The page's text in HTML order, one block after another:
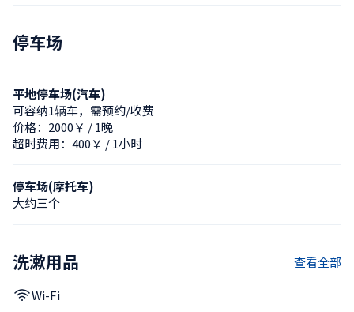
停车场
平地停车场(汽车)
可容纳1辆车，需预约/收费
价格：2000￥ / 1晚
超时费用：400￥ / 1小时
停车场(摩托车)
大约三个
洗漱用品 查看全部
Wi-Fi